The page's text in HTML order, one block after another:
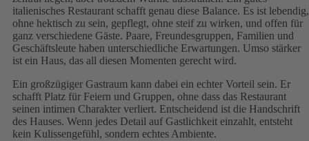
italienisches Restaurant schafft genau diese Balance. Es ist lebendig,
ohne hektisch zu sein, gepflegt, ohne steif zu wirken, und offen für
ganz verschiedene Gäste. Paare, Freundesgruppen, Familien und
Geschäftsleute haben unterschiedliche Erwartungen. Umso stärker
ist ein Haus, das all diesen Momenten gerecht wird.
Ein großzügiger Gastraum kann dabei ein echter Vorteil sein. Er
schafft Platz für Feiern und Gruppen, ohne dass das Restaurant
seinen intimen Charakter verliert. Entscheidend ist die Handschrift
des Hauses. Wenn jedes Detail auf Gastlichkeit einzahlt, entsteht
kein Kulissengefühl, sondern echtes Ambiente.